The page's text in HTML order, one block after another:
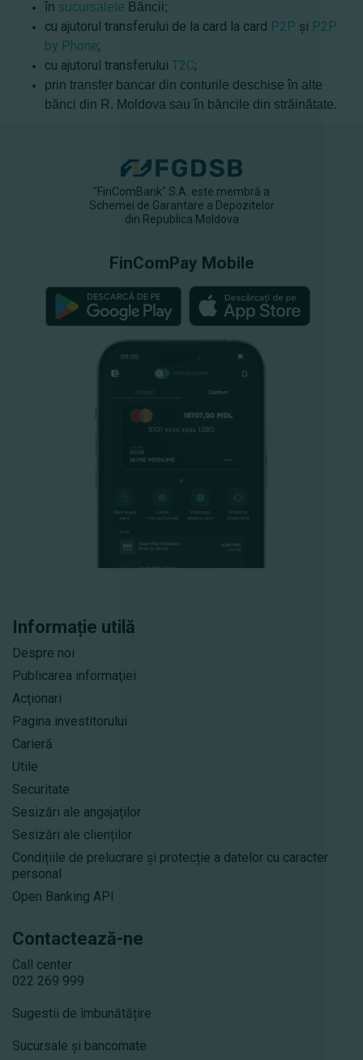
în sucursalele Băncii;
cu ajutorul transferului de la card la card P2P şi P2P
by Phone;
cu ajutorul transferului T2C;
prin transfer bancar din conturile deschise în alte
bănci din R. Moldova sau în băncile din străinătate.
Informație utilă
Despre noi
Publicarea informaţiei
Acţionari
Pagina investitorului
Carieră
Utile
Securitate
Sesizări ale angajaților
Sesizări ale clienților
Condițiile de prelucrare și protecție a datelor cu caracter
personal
Open Banking API
Contactează-ne
Call center
022 269 999
Sugestii de îmbunătățire
Sucursale și bancomate
"FinComBank" S.A. este membră a
Schemei de Garantare a Depozitelor
din Republica Moldova
FinComPay Mobile